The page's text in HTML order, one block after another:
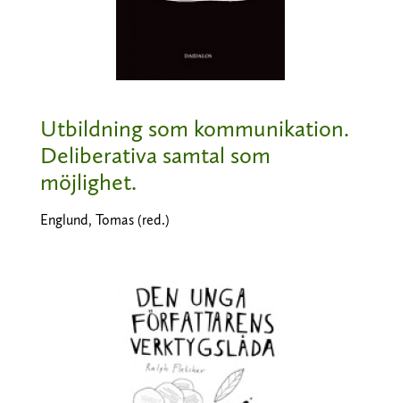
Utbildning som kommunikation.
Deliberativa samtal som
möjlighet.
Englund, Tomas (red.)